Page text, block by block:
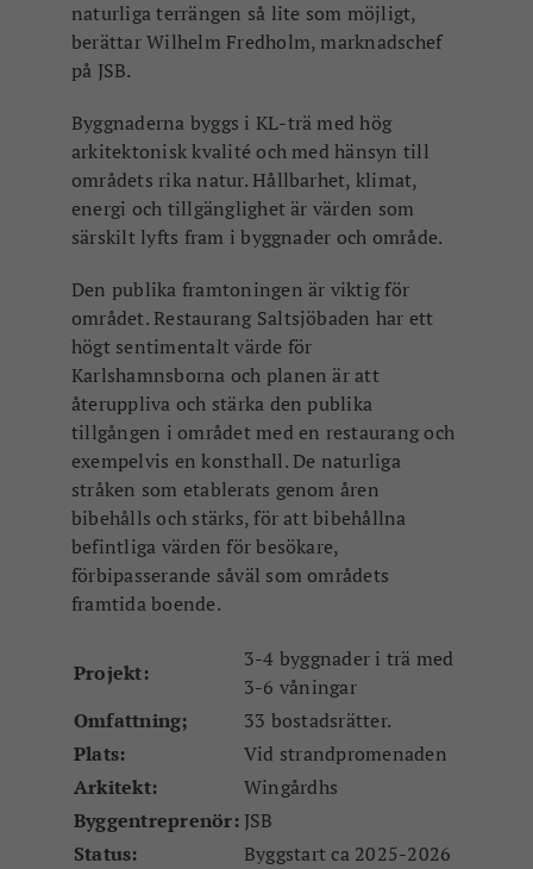
naturliga terrängen så lite som möjligt,
berättar Wilhelm Fredholm, marknadschef
på JSB.
Byggnaderna byggs i KL-trä med hög
arkitektonisk kvalité och med hänsyn till
områdets rika natur. Hållbarhet, klimat,
energi och tillgänglighet är värden som
särskilt lyfts fram i byggnader och område.
Den publika framtoningen är viktig för
området. Restaurang Saltsjöbaden har ett
högt sentimentalt värde för
Karlshamnsborna och planen är att
återuppliva och stärka den publika
tillgången i området med en restaurang och
exempelvis en konsthall. De naturliga
stråken som etablerats genom åren
bibehålls och stärks, för att bibehållna
befintliga värden för besökare,
förbipasserande såväl som områdets
framtida boende.
Projekt:
3-4 byggnader i trä med
3-6 våningar
Omfattning;
33 bostadsrätter.
Plats:
Vid strandpromenaden
Arkitekt:
Wingårdhs
Byggentreprenör: JSB
Status:
Byggstart ca 2025-2026